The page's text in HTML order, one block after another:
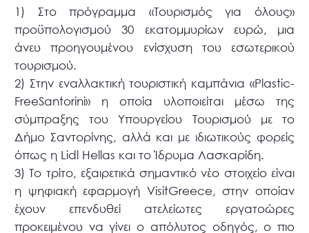
1) Στο πρόγραμμα «Τουρισμός για όλους»
προϋπολογισμού 30 εκατομμυρίων ευρώ, μια
άνευ προηγουμένου ενίσχυση του εσωτερικού
τουρισμού.
2) Στην εναλλακτική τουριστική καμπάνια «Plastic-
FreeSantorini» η οποία υλοποιείται μέσω της
σύμπραξης του Υπουργείου Τουρισμού με το
Δήμο Σαντορίνης, αλλά και με ιδιωτικούς φορείς
όπως η Lidl Hellas και το Ίδρυμα Λασκαρίδη.
3) Το τρίτο, εξαιρετικά σημαντικό νέο στοιχείο είναι
η ψηφιακή εφαρμογή VisitGreece, στην οποίαν
έχουν επενδυθεί ατελείωτες εργατοώρες
προκειμένου να γίνει ο απόλυτος οδηγός, ο πιο